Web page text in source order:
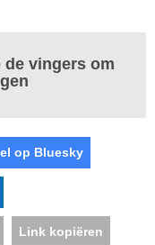
vingers om
op Bluesky
Link kopiëren